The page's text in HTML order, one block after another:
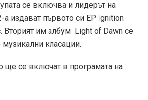
се включва и лидерът на
а издават първото си EP Ignition
Вторият им албум Light of Dawn се
класации.
ще се включат в програмата на